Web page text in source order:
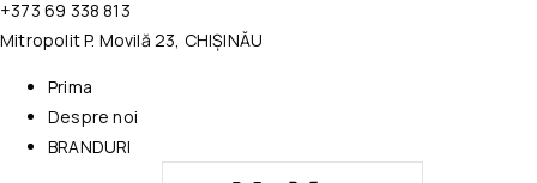
+373 69 338 813
Mitropolit P. Movilă 23, CHIȘINĂU
Prima
Despre noi
BRANDURI